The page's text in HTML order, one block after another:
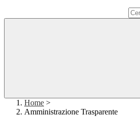
Home >
Amministrazione Trasparente